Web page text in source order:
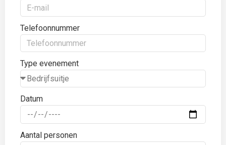
Telefoonnummer
Type evenement
Datum
Aantal personen